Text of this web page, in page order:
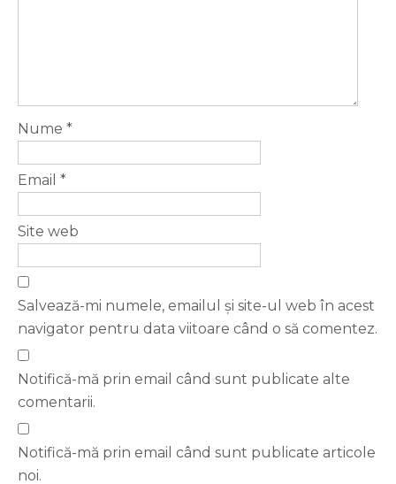
Nume *
Email *
Site web
Salvează-mi numele, emailul și site-ul web în acest
navigator pentru data viitoare când o să comentez.
Notifică-mă prin email când sunt publicate alte
comentarii.
Notifică-mă prin email când sunt publicate articole
noi.